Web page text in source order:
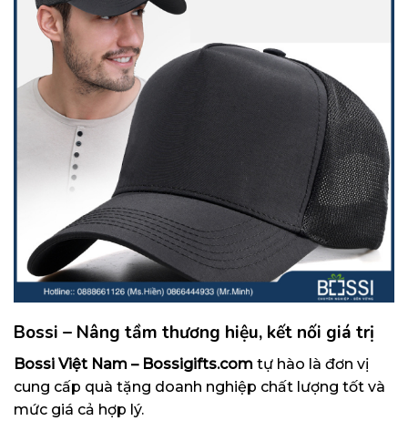
Bossi – Nâng tầm thương hiệu, kết nối giá trị
Bossi Việt Nam – Bossigifts.com tự hào là đơn vị
cung cấp quà tặng doanh nghiệp chất lượng tốt và
mức giá cả hợp lý.